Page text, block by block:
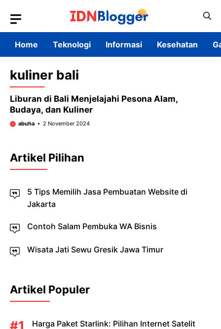
content
Home
Teknologi Informasi Kesehatan
kuliner bali
Liburan di Bali Menjelajahi Pesona Alam,
Budaya, dan Kuliner
abuha 2 November 2024
Artikel Pilihan
5 Tips Memilih Jasa Pembuatan Website di
Jakarta
Contoh Salam Pembuka WA Bisnis
Wisata Jati Sewu Gresik Jawa Timur
Artikel Populer
Harga Paket Starlink: Pilihan Internet Satelit